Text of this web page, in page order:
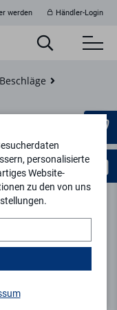
werden Händler-Login
personalisierte
Website-
zu den von uns